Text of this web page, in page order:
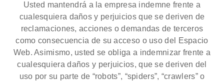
Usted mantendrá a la empresa indemne frente a
cualesquiera daños y perjuicios que se deriven de
reclamaciones, acciones o demandas de terceros
como consecuencia de su acceso o uso del Espacio
Web. Asimismo, usted se obliga a indemnizar frente a
cualesquiera daños y perjuicios, que se deriven del
uso por su parte de “robots”, “spiders”, “crawlers” o